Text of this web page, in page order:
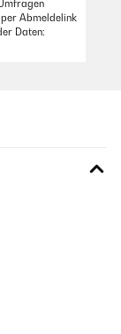
Abmeldelink
Daten: